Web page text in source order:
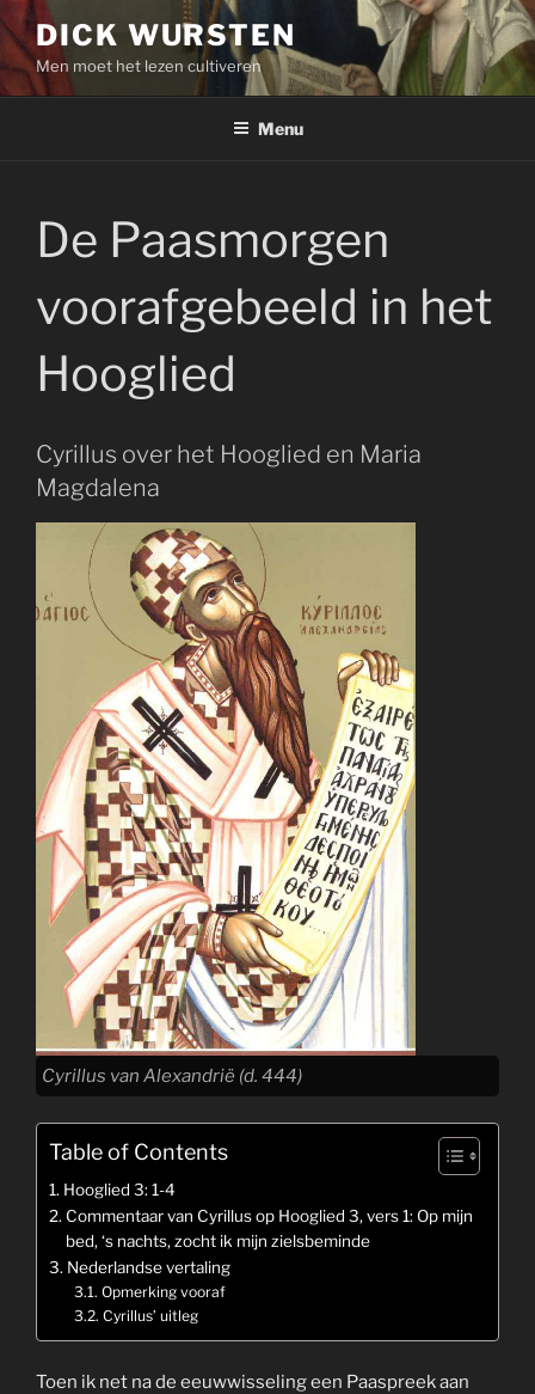
Skip
to
content
DICK WURSTEN
Men moet het lezen cultiveren
Menu
De Paasmorgen
voorafgebeeld in het
Hooglied
Cyrillus over het Hooglied en Maria
Magdalena
Cyrillus van Alexandrië (d. 444)
Table of Contents
Hooglied 3: 1-4
Commentaar van Cyrillus op Hooglied 3, vers 1: Op mijn
bed, ‘s nachts, zocht ik mijn zielsbeminde
Nederlandse vertaling
Opmerking vooraf
Cyrillus’ uitleg
Toen ik net na de eeuwwisseling een Paaspreek aan